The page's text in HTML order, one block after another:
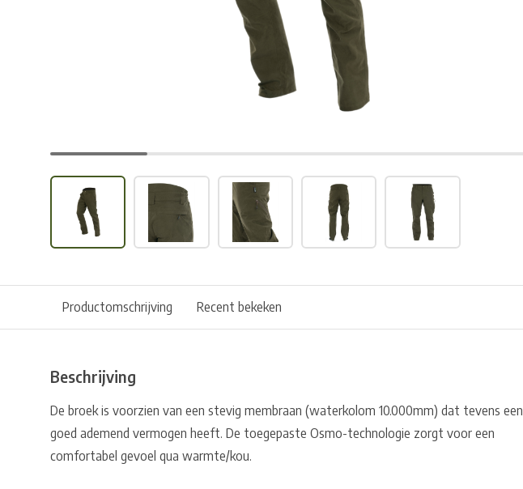
Productomschrijving Recent bekeken
Beschrijving
De broek is voorzien van een stevig membraan (waterkolom 10.000mm) dat tevens een
goed ademend vermogen heeft. De toegepaste Osmo-technologie zorgt voor een
comfortabel gevoel qua warmte/kou.